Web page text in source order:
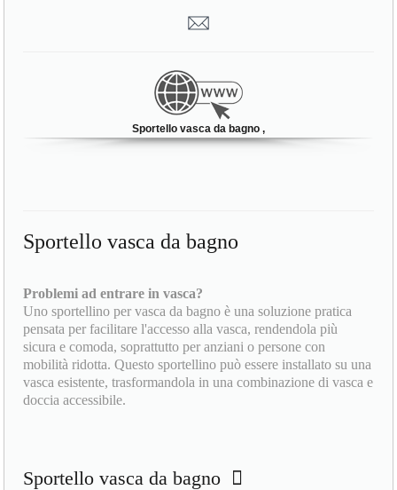
Sportello vasca da bagno ,
Sportello vasca da bagno
Problemi ad entrare in vasca?
Uno sportellino per vasca da bagno è una soluzione pratica
pensata per facilitare l'accesso alla vasca, rendendola più
sicura e comoda, soprattutto per anziani o persone con
mobilità ridotta. Questo sportellino può essere installato su una
vasca esistente, trasformandola in una combinazione di vasca e
doccia accessibile.
Sportello vasca da bagno